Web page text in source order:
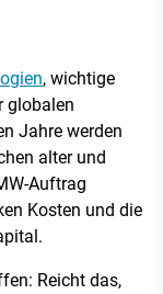
, wichtige
globalen
Jahre werden
alter und
Auftrag
Kosten und die
Reicht das,